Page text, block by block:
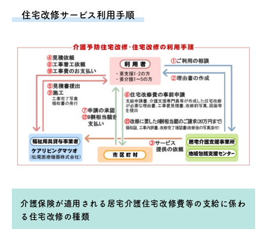
住宅改修サービス利用手順
介護保険が適用される居宅介護住宅改修費等の支給に係わ
る住宅改修の種類